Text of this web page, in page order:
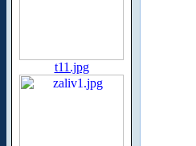
t11.jpg